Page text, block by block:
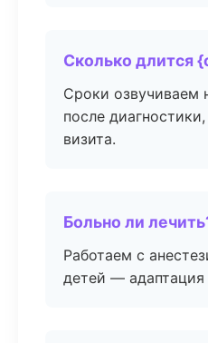
Сколько длится
Сроки озвучиваем
после
визита.
Больно ли
Работаем с
детей — адаптация